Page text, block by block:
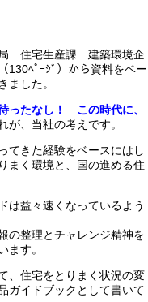
住宅生産課 建築環境企
130ﾍﾟｰｼﾞ）から資料をベー
ました。
ったなし！ この時代に、
が、当社の考えです。
てきた経験をベースにはし
まく環境と、国の進める住
は益々速くなっているよう
の整理とチャレンジ精神を
ます。
、住宅をとりまく状況の変
ガイドブックとして書いて